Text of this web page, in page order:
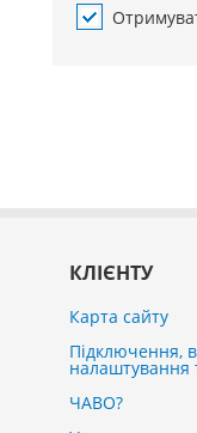
КЛІЄНТУ
Карта сайту
Підключення,
налаштування
ЧАВО?